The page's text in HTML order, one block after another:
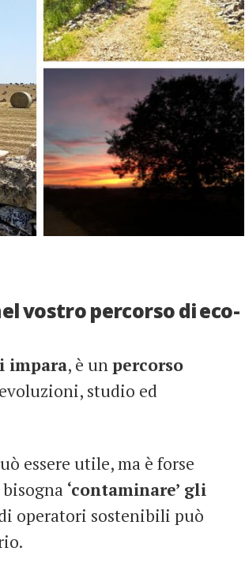
vostro percorso di eco-
impara, è unpercorso
studio ed
essere utile, ma è forse
‘contaminare’ gli
operatori sostenibili può